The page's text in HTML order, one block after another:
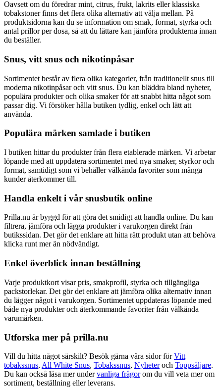
Oavsett om du föredrar mint, citrus, frukt, lakrits eller klassiska
tobakstoner finns det flera olika alternativ att välja mellan. På
produktsidorna kan du se information om smak, format, styrka och
antal prillor per dosa, så att du lättare kan jämföra produkterna innan
du beställer.
Snus, vitt snus och nikotinpåsar
Sortimentet består av flera olika kategorier, från traditionellt snus till
moderna nikotinpåsar och vitt snus. Du kan bläddra bland nyheter,
populära produkter och olika smaker för att snabbt hitta något som
passar dig. Vi försöker hålla butiken tydlig, enkel och lätt att
använda.
Populära märken samlade i butiken
I butiken hittar du produkter från flera etablerade märken. Vi arbetar
löpande med att uppdatera sortimentet med nya smaker, styrkor och
format, samtidigt som vi behåller välkända favoriter som många
kunder återkommer till.
Handla enkelt i vår snusbutik online
Prilla.nu är byggd för att göra det smidigt att handla online. Du kan
filtrera, jämföra och lägga produkter i varukorgen direkt från
butikssidan. Det gör det enklare att hitta rätt produkt utan att behöva
klicka runt mer än nödvändigt.
Enkel överblick innan beställning
Varje produktkort visar pris, smakprofil, styrka och tillgängliga
packstorlekar. Det gör det enklare att jämföra olika alternativ innan
du lägger något i varukorgen. Sortimentet uppdateras löpande med
både nya produkter och återkommande favoriter från välkända
varumärken.
Utforska mer på prilla.nu
Vill du hitta något särskilt? Besök gärna våra sidor förVitt
tobakssnus, All White Snus, Tobakssnus, Nyheteroch Toppsäljare.
Du kan också läsa mer undervanliga frågorom du vill veta mer om
sortiment, beställning eller leverans.